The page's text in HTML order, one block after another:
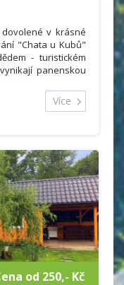
v krásné
"Chata u Kubů"
- turistickém
panenskou
Obec Karlov pod
spojení. V blízkosti
čerstvém vzduchu
Více
od 250,- Kč